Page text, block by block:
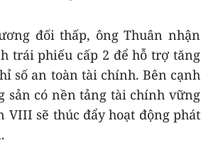
đối thấp, ông Thuân nhận
trái phiếu cấp 2 để hỗ trợ tăng
số an toàn tài chính. Bên cạnh
sản có nền tảng tài chính vững
VIII sẽ thúc đẩy hoạt động phát